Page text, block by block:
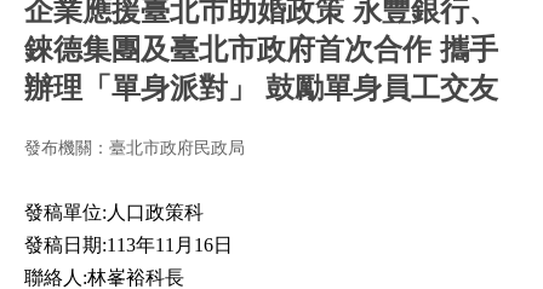
企業應援臺北市助婚政策 永豐銀行、
錸德集團及臺北市政府首次合作 攜手
辦理「單身派對」 鼓勵單身員工交友
發布機關：臺北市政府民政局
發稿單位:人口政策科
發稿日期:113年11月16日
聯絡人:林峯裕科長